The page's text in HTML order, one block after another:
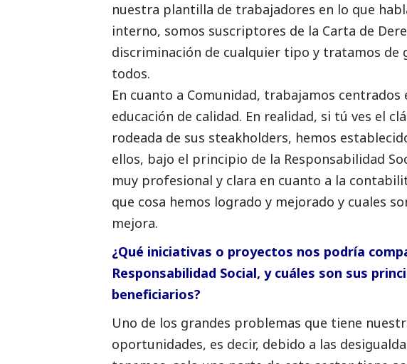
nuestra plantilla de trabajadores en lo que
interno, somos suscriptores de la Carta de
discriminación de cualquier tipo y tratamos de
todos.
En cuanto a Comunidad, trabajamos centrados
educación de calidad. En realidad, si tú ves el
rodeada de sus steakholders, hemos
ellos, bajo el principio de la Responsabilidad
muy profesional y clara en cuanto a la
que cosa hemos logrado y mejorado y cuales
mejora.
¿Qué iniciativas o proyectos nos podría
Responsabilidad Social, y cuáles son sus
beneficiarios?
Uno de los grandes problemas que tiene
oportunidades, es decir, debido a las